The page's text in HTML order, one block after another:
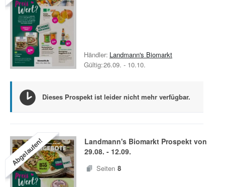
Gültig:26.09. - 10.10.
Händler: Landmann's Biomarkt
Dieses Prospekt ist leider nicht mehr verfügbar.
Abgelaufen! Landmann's Biomarkt Prospekt von
29.08. - 12.09.
Seiten 8